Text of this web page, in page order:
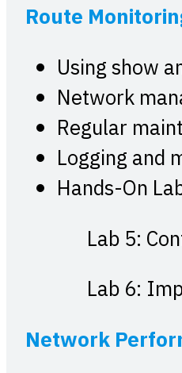
Route
Using show
Network
Regular
Logging and
Hands-On
Lab 5:
Lab 6:
Network